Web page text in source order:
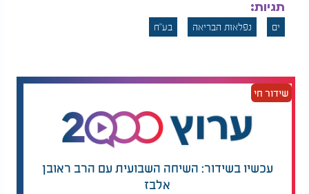
תגיות:
ים נפלאות הבריאה בע"ח
שידור חי
עכשיו בשידור: השיחה השבועית עם הרב ראובן
אלבז